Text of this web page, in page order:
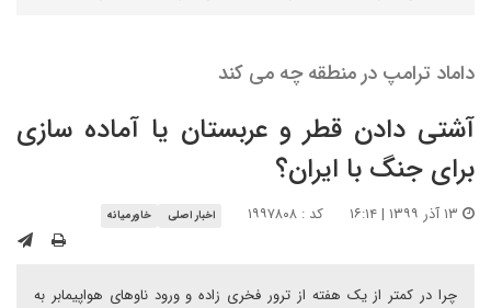
داماد ترامپ در منطقه چه می کند
آشتی دادن قطر و عربستان یا آماده سازی
برای جنگ با ایران؟
کد : ۱۹۹۷۸۰۸ اخبار اصلی خاورمیانه
چرا در کمتر از یک هفته از ترور فخری زاده و ورود ناوهای هواپیمابر به